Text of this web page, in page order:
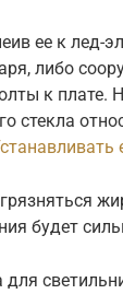
ее к лед-
либо
к плате.
стекла
будет
для